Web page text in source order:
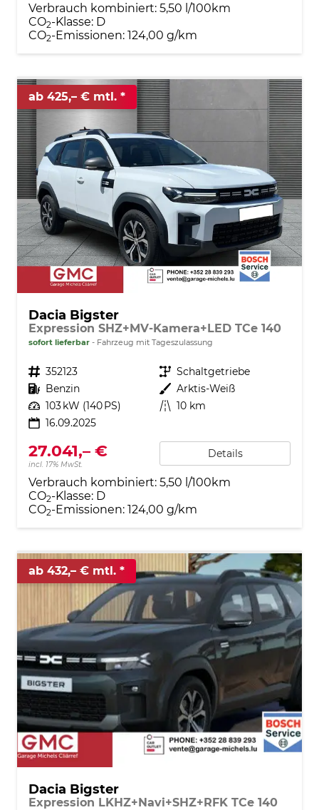
Verbrauch kombiniert: 5,50 l/100km
CO2-Klasse: D
CO2-Emissionen: 124,00 g/km
ab 425,– € mtl.
Dacia Bigster
Expression SHZ+MV-Kamera+LED TCe 140
sofort lieferbar Fahrzeug mit Tageszulassung
Fahrzeugnr. 352123 Getriebe Schaltgetriebe
Kraftstoff Benzin Außenfarbe Arktis-Weiß
Leistung 103 kW (140 PS) Kilometerstand 10 km
16.09.2025
27.041,– €
incl. 17% MwSt.
Details
Verbrauch kombiniert: 5,50 l/100km
CO2-Klasse: D
CO2-Emissionen: 124,00 g/km
ab 432,– € mtl.
Dacia Bigster
Expression LKHZ+Navi+SHZ+RFK TCe 140